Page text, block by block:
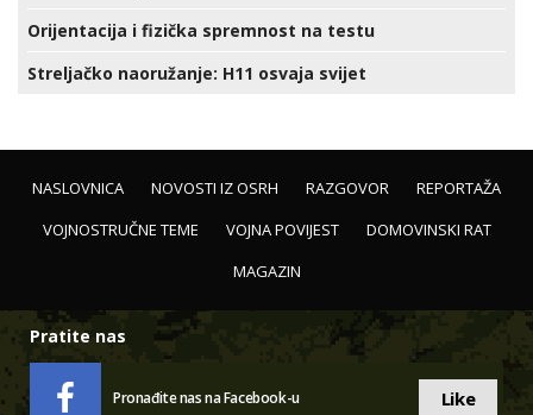
Orijentacija i fizička spremnost na testu
Streljačko naoružanje: H11 osvaja svijet
NASLOVNICA NOVOSTI IZ OSRH RAZGOVOR
REPORTAŽA
VOJNOSTRUČNE TEME
VOJNA POVIJEST
DOMOVINSKI RAT
MAGAZIN
Pratite nas
Pronađite nas na Facebook-u Like